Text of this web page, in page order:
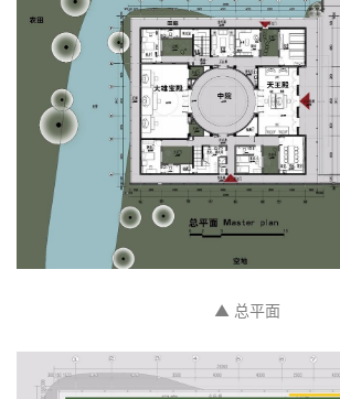
▲ 总平面